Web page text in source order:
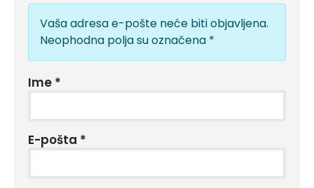
Vaša adresa e-pošte neće biti objavljena.
Neophodna polja su označena *
Ime *
E-pošta *